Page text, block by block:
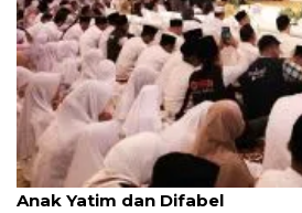
Menag jadikan setiap 10
Anak Yatim dan Difabel